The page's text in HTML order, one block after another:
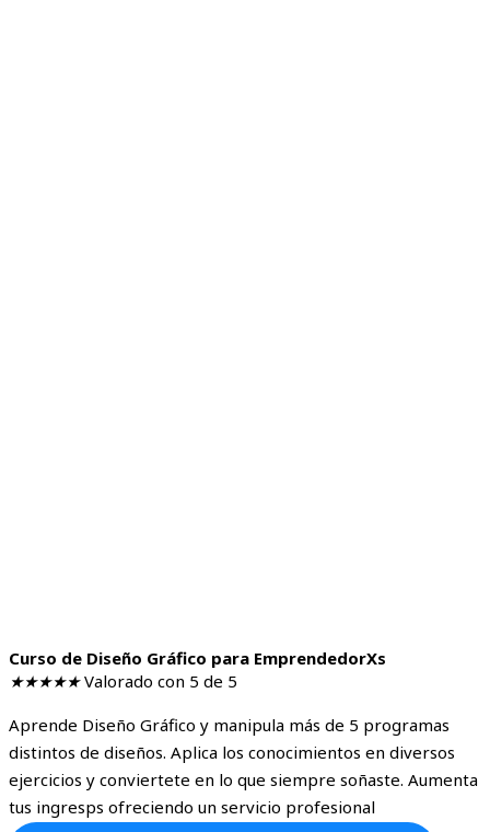
Curso de Diseño Gráfico para EmprendedorXs
★★★★★ Valorado con 5 de 5
Aprende Diseño Gráfico y manipula más de 5 programas
distintos de diseños. Aplica los conocimientos en diversos
ejercicios y conviertete en lo que siempre soñaste. Aumenta
tus ingresps ofreciendo un servicio profesional